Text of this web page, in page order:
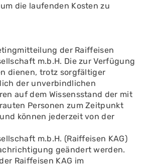
die laufenden Kosten zu
der Raiffeisen
m.b.H. Die zur Verfügung
dienen, trotz sorgfältiger
der unverbindlichen
auf dem Wissensstand der mit
Personen zum Zeitpunkt
können jederzeit von der
m.b.H. (Raiffeisen KAG)
geändert werden.
Raiffeisen KAG im